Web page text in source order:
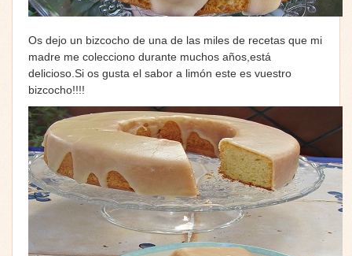
Os dejo un bizcocho de una de las miles de recetas que mi
madre me colecciono durante muchos años,está
delicioso.Si os gusta el sabor a limón este es vuestro
bizcocho!!!!